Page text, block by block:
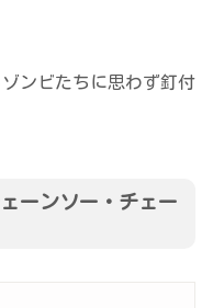
ンビたちに思わず釘付
ーンソー・チェー